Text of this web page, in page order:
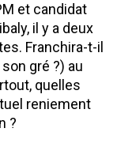
et candidat
il y a deux
Franchira-t-il
gré ?) au
quelles
reniement
?